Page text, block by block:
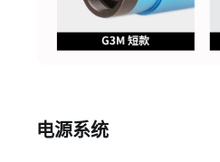
电源系统